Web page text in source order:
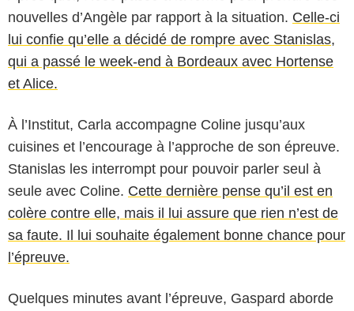
nouvelles d’Angèle par rapport à la situation. Celle-ci
lui confie qu’elle a décidé de rompre avec Stanislas,
qui a passé le week-end à Bordeaux avec Hortense
et Alice.
À l’Institut, Carla accompagne Coline jusqu’aux
cuisines et l’encourage à l’approche de son épreuve.
Stanislas les interrompt pour pouvoir parler seul à
seule avec Coline. Cette dernière pense qu’il est en
colère contre elle, mais il lui assure que rien n’est de
sa faute. Il lui souhaite également bonne chance pour
l’épreuve.
Quelques minutes avant l’épreuve, Gaspard aborde